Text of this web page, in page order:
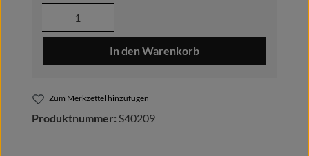
Produkt Anzahl: Gib den gewünschten
In den Warenkorb
Zum Merkzettel hinzufügen
Produktnummer: S40209